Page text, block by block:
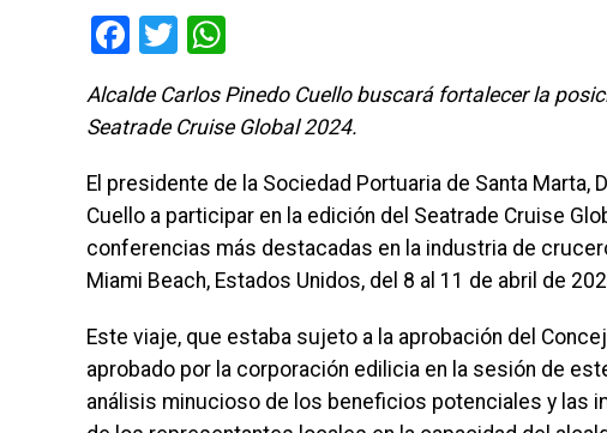
Facebook
Twitter
Alcalde Carlos Pinedo Cuello buscará fortalecer la
Seatrade Cruise Global 2024.
El presidente de la Sociedad Portuaria de Santa Marta,
Cuello a participar en la edición del Seatrade Cruise
conferencias más destacadas en la industria de
Miami Beach, Estados Unidos, del 8 al 11 de abril de
Este viaje, que estaba sujeto a la aprobación del
aprobado por la corporación edilicia en la sesión de
análisis minucioso de los beneficios potenciales y las